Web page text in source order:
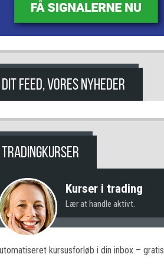
DIT FEED, VORES NYHEDER
TRADINGKURSER
Kurser i trading
Lær at handle aktivt.
kursusforløb i din inbox – gratis